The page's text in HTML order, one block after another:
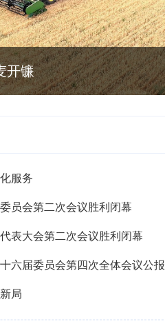
开镰
服务
员会第二次会议胜利闭幕
表大会第二次会议胜利闭幕
六届委员会第四次全体会议公报
局